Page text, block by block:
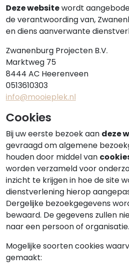
Deze websitewordt
de verantwoording van,
en diens aanverwante
Zwanenburg Projecten B.V.
Marktweg 75
8444 AC Heerenveen
0513610303
info@mooieplek.nl
Cookies
Bij uw eerste bezoek aan deze
gevraagd om algemene
houden door middel van
worden verzameld voor
inzicht te krijgen in hoe de site
dienstverlening hierop
Dergelijke bezoekgegevens
bewaard. De gegevens zullen
naar een persoon of organisatie.
Mogelijke soorten cookies
gemaakt: